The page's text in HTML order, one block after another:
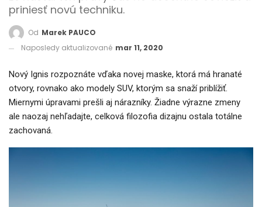
priniesť novú techniku.
Od Marek PAUCO
Naposledy aktualizované mar 11, 2020
Nový Ignis rozpoznáte vďaka novej maske, ktorá má hranaté
otvory, rovnako ako modely SUV, ktorým sa snaží priblížiť.
Miernymi úpravami prešli aj nárazníky. Žiadne výrazne zmeny
ale naozaj nehľadajte, celková filozofia dizajnu ostala totálne
zachovaná.